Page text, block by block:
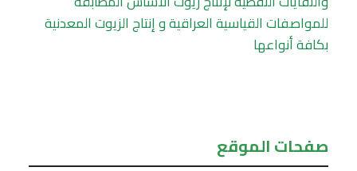
للمواصفات القياسية العراقية و إنتاج الزيوت المعدنية
بكافة أنواعها
صفحات الموقع